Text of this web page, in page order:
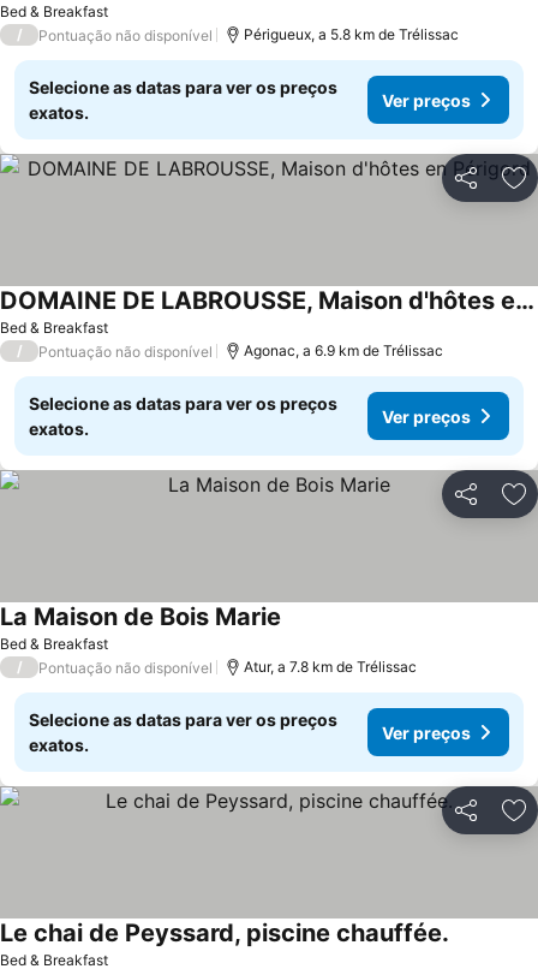
Bed & Breakfast
/ Pontuação não disponível Périgueux, a 5.8 km de Trélissac
Selecione as datas para ver os preços
exatos.
Ver preços
Partilhar
Bed & Breakfast
DOMAINE DE LABROUSSE, Maison d'hôtes en Périgord
/ Pontuação não disponível Agonac, a 6.9 km de Trélissac
Selecione as datas para ver os preços
exatos.
Ver preços
Partilhar
Bed & Breakfast
La Maison de Bois Marie
/ Pontuação não disponível Atur, a 7.8 km de Trélissac
Selecione as datas para ver os preços
exatos.
Ver preços
Partilhar
Bed & Breakfast
Le chai de Peyssard, piscine chauffée.